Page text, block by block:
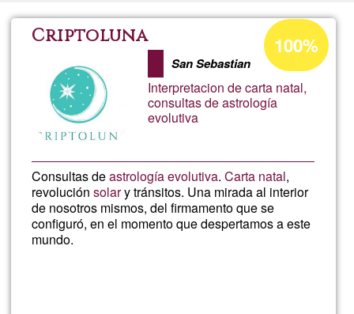
Criptoluna
San Sebastian
Interpretacion de carta natal,
consultas de astrología
evolutiva
Consultas deastrología evolutiva.Carta natal,
revoluciónsolary tránsitos. Una mirada al interior
de nosotros mismos, del firmamento que se
configuró, en el momento que despertamos a este
mundo.
Porcentaje
de
aceptación
de
100%